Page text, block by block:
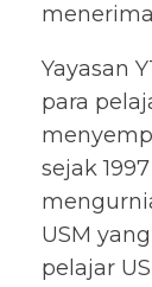
Yayasan
para
sejak
USM
pelajar